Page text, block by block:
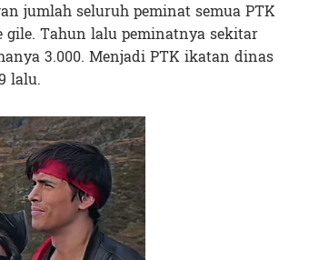
jumlah seluruh peminat semua PTK
Tahun lalu peminatnya sekitar
3.000. Menjadi PTK ikatan dinas
lalu.